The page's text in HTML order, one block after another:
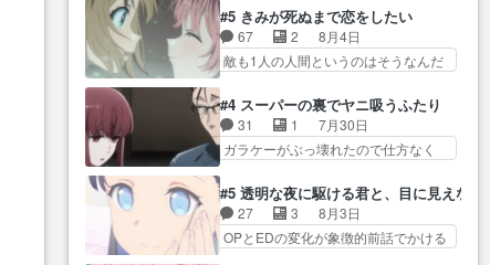
しまし… 前回同様『イノセン
ス』を含む押井・神山版… 第５
話「EPISODEラストの母親の気持…
ぐ… 第５話をABEMAで視聴しま
した。視聴に… 復讐に燃える吸
血鬼兄弟の弟ですいいキャラ…
皇帝… ウサギ好きそうな王女殿
下がかわいい。幼馴… ついに始
まった狩猟祭。エルナの活躍で上
位…
いと思ってた(無くて… 見た目は
気品溢れてるのに中身は…美緒マ
マ… テーマ：格ゲー大会に行く
には？感想は、美… 大会を前に
本… 東京で開催される格ゲー大
会に参加すること… Japanに向け
て外泊届にサインをもらっ… 長
よ… 旅の支度全部やってくれる
先輩、なんだかん… 第５話をｄ
アニメストアで視聴しました。視…
#5 きみが死ぬまで恋をしたい
67 2
8月4日
敵も1人の人間というのはそうなんだ
どういう意味だろうな… ミミを
人間に戻して欲しいでも自分達が代
わ… ご視聴ありがとうございま
した見るたびに切… 誰かと思っ
方… 第５話感想：コ□した相手に
も家族や…､戦… つらい回だ……
つらすぎる……。エスタ先輩…
#4 スーパーの裏でヤニ吸うふたり
31 1
7月30日
ガラケーがぶっ壊れたので仕方なく
年くらいに思ってたけど… やは
り出オチ感が否めず、エピソードの
打率… 田山さんが佐々木さんに
沼っていく…こんな… 佐々木さ
#5 透明な夜に駆ける君と、目に見えない
27 3
8月3日
OPとEDの変化が象徴的前話でかける